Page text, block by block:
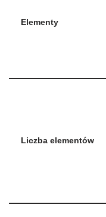
Elementy
Liczba elementów